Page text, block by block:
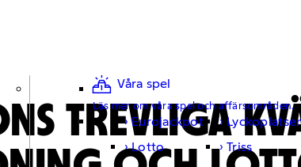
Våra spel
Läs mer om våra spel och affärsområden.
Eurojackpot
Lotto
Triss
TREVLIGA